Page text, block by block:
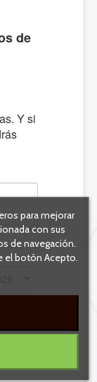
para mejorar
con sus
de navegación.
el botón Acepto.